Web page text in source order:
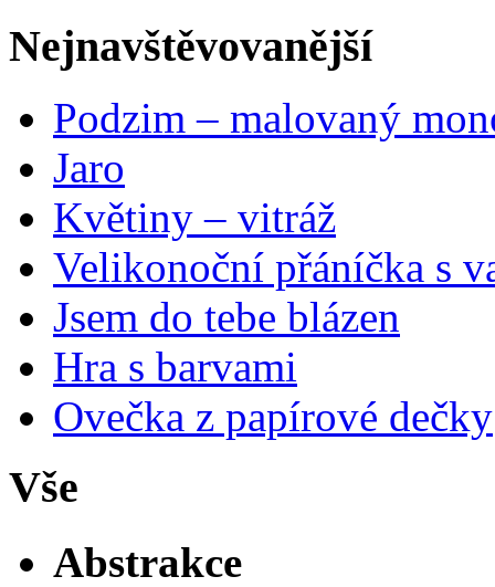
Nejnavštěvovanější
Podzim – malovaný
Jaro
Květiny – vitráž
Velikonoční přáníčka s
Jsem do tebe blázen
Hra s barvami
Ovečka z papírové dečky
Vše
Abstrakce